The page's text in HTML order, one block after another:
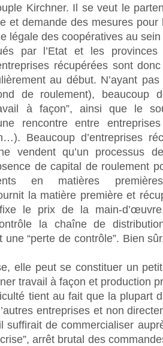
Kirchner. Il se veut le
et demande des mesures
légale des coopératives au
par l’Etat et les
récupérées sont
au début. N’ayant
de roulement), beaucoup
à façon”, ainsi que le
rencontre entre
Beaucoup d’entreprises
vendent qu’un processus
de capital de roulement
en matières
la matière première et
le prix de la main-
la chaîne de
une “perte de contrôle”. Bien
elle peut se constituer un
travail à façon et production
tient au fait que la plupart
entreprises et non
suffirait de commercialiser
arrêt brutal des